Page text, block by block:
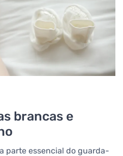
brancas e
parte essencial do guarda-